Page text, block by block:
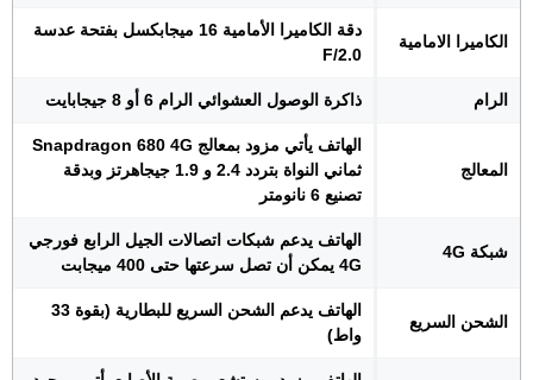
الكاميرا الامامية
دقة الكاميرا الأمامية 16 ميجابكسل بفتحة عدسة
F/2.0
الرام ذاكرة الوصول العشوائي الرام 6 أو 8 جيجابايت
المعالج
الهاتف يأتي مزود بمعالج Snapdragon 680 4G
ثماني النواة بتردد 2.4 و 1.9 جيجاهرتز وبدقة
تصنيع 6 نانومتر
شبكة 4G
الهاتف يدعم شبكات اتصالات الجيل الرابع فورجي
4G يمكن أن تصل سرعتها حتى 400 ميجابت
الشحن السريع
الهاتف يدعم الشحن السريع للبطارية (بقوة 33
واط)